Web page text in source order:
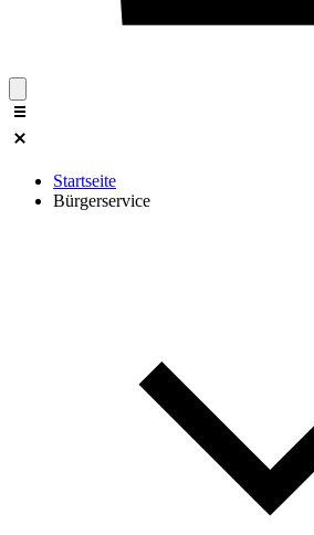
Startseite
Bürgerservice